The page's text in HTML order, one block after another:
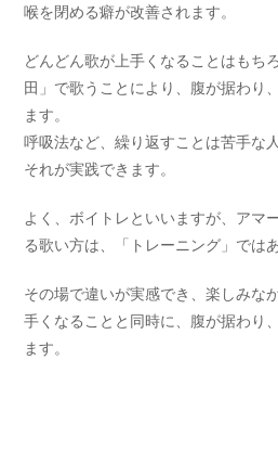
喉を閉める癖が改善されます。
どんどん歌が上手くなることはもち
田」で歌うことにより、腹が据わり
ます。
呼吸法など、繰り返すことは苦手な
それが実践できます。
よく、ボイトレといいますが、アマ
る歌い方は、「トレーニング」では
その場で違いが実感でき、楽しみな
手くなることと同時に、腹が据わり
ます。